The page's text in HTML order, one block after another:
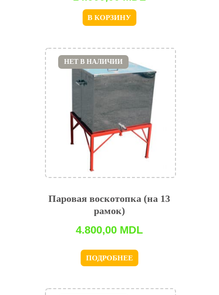
В КОРЗИНУ
Паровая воскотопка (на 13
рамок)
4.800,00 MDL
ПОДРОБНЕЕ
НЕТ В НАЛИЧИИ